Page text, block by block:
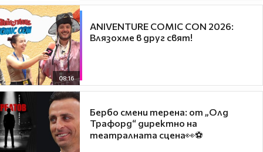
08:16
ANIVENTURE COMIC CON 2026:
Влязохме в друг свят!
Бербо смени терена: от „Олд
Трафорд“ директно на
театралната сцена👀⚽